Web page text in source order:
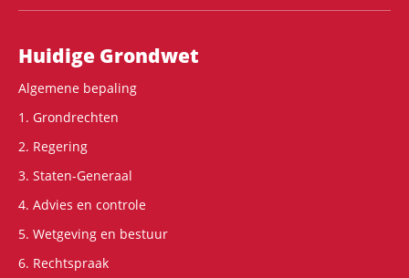
Hoofdnavigatie
Huidige Grondwet
Algemene bepaling
1. Grondrechten
2. Regering
3. Staten-Generaal
4. Advies en controle
5. Wetgeving en bestuur
6. Rechtspraak